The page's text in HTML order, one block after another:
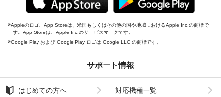
Appleのロゴ、App Storeは、米国もしくはその他の国や地域におけるApple Inc.の商標で
す。App Storeは、Apple Inc.のサービスマークです。
Google Play および Google Play ロゴは Google LLC の商標です。
サポート情報
はじめての方へ 対応機種一覧